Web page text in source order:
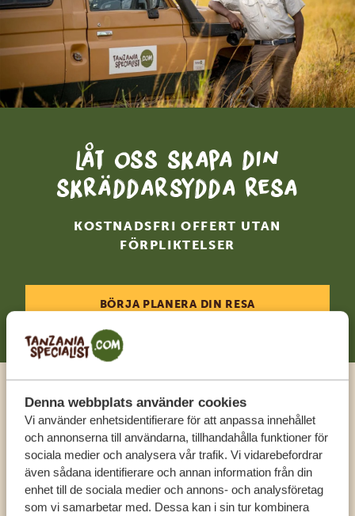
Denna webbplats använder cookies
Vi använder enhetsidentifierare för att anpassa innehållet
och annonserna till användarna, tillhandahålla funktioner för
sociala medier och analysera vår trafik. Vi vidarebefordrar
även sådana identifierare och annan information från din
enhet till de sociala medier och annons- och analysföretag
som vi samarbetar med. Dessa kan i sin tur kombinera
Låt oss skapa din
skräddarsydda resa
KOSTNADSFRI OFFERT UTAN
FÖRPLIKTELSER
BÖRJA PLANERA DIN RESA
Ring en expert
FÅ PERSONLIG RÅDGIVNING FRÅN VÅRA
EXPERTER